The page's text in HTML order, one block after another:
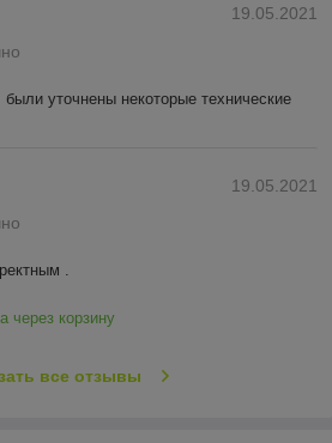
19.05.2021
уточнены некоторые технические
19.05.2021
.
через корзину
все отзывы